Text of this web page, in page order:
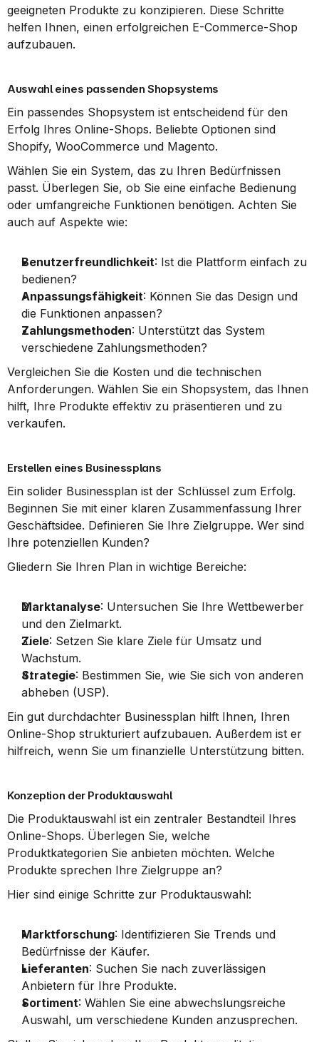
geeigneten Produkte zu konzipieren. Diese Schritte
helfen Ihnen, einen erfolgreichen E-Commerce-Shop
aufzubauen.
Auswahl eines passenden Shopsystems
Ein passendes Shopsystem ist entscheidend für den
Erfolg Ihres Online-Shops. Beliebte Optionen sind
Shopify, WooCommerce und Magento.
Wählen Sie ein System, das zu Ihren Bedürfnissen
passt. Überlegen Sie, ob Sie eine einfache Bedienung
oder umfangreiche Funktionen benötigen. Achten Sie
auch auf Aspekte wie:
Benutzerfreundlichkeit: Ist die Plattform einfach zu
bedienen?
Anpassungsfähigkeit: Können Sie das Design und
die Funktionen anpassen?
Zahlungsmethoden: Unterstützt das System
verschiedene Zahlungsmethoden?
Vergleichen Sie die Kosten und die technischen
Anforderungen. Wählen Sie ein Shopsystem, das Ihnen
hilft, Ihre Produkte effektiv zu präsentieren und zu
verkaufen.
Erstellen eines Businessplans
Ein solider Businessplan ist der Schlüssel zum Erfolg.
Beginnen Sie mit einer klaren Zusammenfassung Ihrer
Geschäftsidee. Definieren Sie Ihre Zielgruppe. Wer sind
Ihre potenziellen Kunden?
Gliedern Sie Ihren Plan in wichtige Bereiche:
Marktanalyse: Untersuchen Sie Ihre Wettbewerber
und den Zielmarkt.
Ziele: Setzen Sie klare Ziele für Umsatz und
Wachstum.
Strategie: Bestimmen Sie, wie Sie sich von anderen
abheben (USP).
Ein gut durchdachter Businessplan hilft Ihnen, Ihren
Online-Shop strukturiert aufzubauen. Außerdem ist er
hilfreich, wenn Sie um finanzielle Unterstützung bitten.
Konzeption der Produktauswahl
Die Produktauswahl ist ein zentraler Bestandteil Ihres
Online-Shops. Überlegen Sie, welche
Produktkategorien Sie anbieten möchten. Welche
Produkte sprechen Ihre Zielgruppe an?
Hier sind einige Schritte zur Produktauswahl:
Marktforschung: Identifizieren Sie Trends und
Bedürfnisse der Käufer.
Lieferanten: Suchen Sie nach zuverlässigen
Anbietern für Ihre Produkte.
Sortiment: Wählen Sie eine abwechslungsreiche
Auswahl, um verschiedene Kunden anzusprechen.